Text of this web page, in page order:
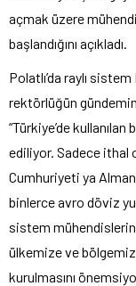
açmak üzere
başlandığını açıkladı.
Polatlı’da raylı
rektörlüğün
“Türkiye’de
ediliyor. Sadece ithal
Cumhuriyeti ya
binlerce avro döviz
sistem
ülkemize ve
kurulmasını